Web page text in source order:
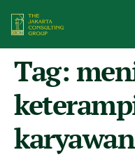
Tag:
karyawan